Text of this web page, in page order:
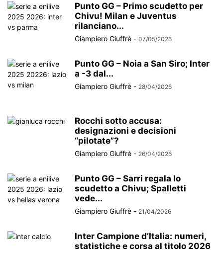
Punto GG – Primo scudetto per
Chivu! Milan e Juventus
rilanciano...
Giampiero Giuffrè - 07/05/2026
Punto GG – Noia a San Siro; Inter
a -3 dal...
Giampiero Giuffrè - 28/04/2026
Rocchi sotto accusa:
designazioni e decisioni
“pilotate”?
Giampiero Giuffrè - 26/04/2026
Punto GG – Sarri regala lo
scudetto a Chivu; Spalletti
vede...
Giampiero Giuffrè - 21/04/2026
Inter Campione d’Italia: numeri,
statistiche e corsa al titolo 2026